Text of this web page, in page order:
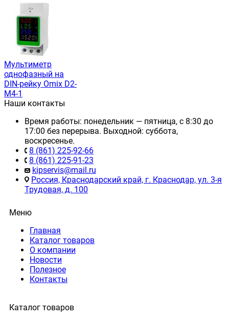
Мультиметр
однофазный на
DIN-рейку Omix D2-
M4-1
Наши контакты
Время работы: понедельник — пятница, с 8:30 до
17:00 без перерыва. Выходной: суббота,
воскресенье.
8 (861) 225-92-66
8 (861) 225-91-23
kipservis@mail.ru
Россия, Краснодарский край, г. Краснодар, ул. 3-я
Трудовая, д. 100
Меню
Главная
Каталог товаров
О компании
Новости
Полезное
Контакты
Каталог товаров